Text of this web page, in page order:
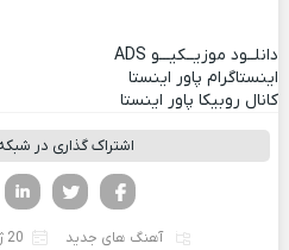
دانلــود موزیــکیـــو ADS
اینستاگرام پاور اینستا
کانال روبیکا پاور اینستا
اشتراک گذاری در
آهنگ های جدید 20 ژانویه 2024